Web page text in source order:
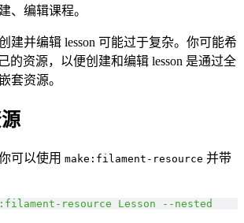
、编辑课程。
建并编辑 lesson 可能过于复杂。你可能希
的资源，以便创建和编辑 lesson 是通过全
套资源。
可以使用 make:filament-resource 并带
resource Lesson --nested